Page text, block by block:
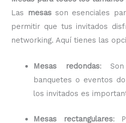
Las
mesasson esenciales
permitir que tus invitados
networking. Aquí tienes las
Mesas redondas: Son
banquetes o eventos
los invitados es
Mesas rectangulares: